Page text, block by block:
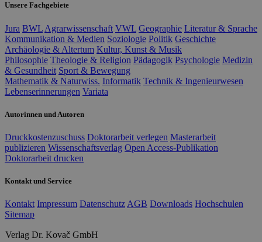
Unsere Fachgebiete
Jura BWL Agrarwissenschaft VWL Geographie Literatur & Sprache
Kommunikation & Medien Soziologie Politik Geschichte
Archäologie & Altertum Kultur, Kunst & Musik
Philosophie Theologie & Religion Pädagogik Psychologie Medizin
& Gesundheit Sport & Bewegung
Mathematik & Naturwiss. Informatik Technik & Ingenieurwesen
Lebenserinnerungen Variata
Autorinnen und Autoren
Druckkostenzuschuss Doktorarbeit verlegen Masterarbeit
publizieren Wissenschaftsverlag Open Access-Publikation
Doktorarbeit drucken
Kontakt und Service
Kontakt Impressum Datenschutz AGB Downloads Hochschulen
Sitemap
Verlag Dr. Kovač GmbH